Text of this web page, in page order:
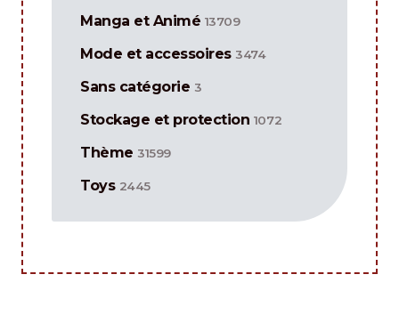
Manga et Animé 13709
Mode et accessoires 3474
Sans catégorie 3
Stockage et protection 1072
Thème 31599
Toys 2445